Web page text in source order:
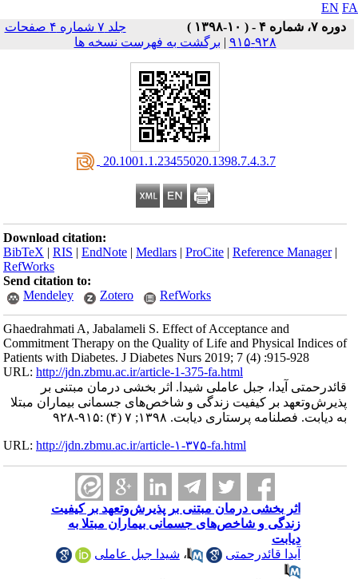
EN
دوره ۷، شماره ۴ - ( ۱۰-۱۳۹۸ )
جلد ۷ شماره ۴ صفحات
۹۲۸-۹۱۵
| برگشت به فهرست نسخه ها
‎ 20.1001.1.23455020.1398.7.4.3.7
Download citation:
BibTeX |RIS |EndNote |Medlars |ProCite |Reference Manager
RefWorks
Send citation to:
Mendeley
Zotero RefWorks
Ghaedrahmati A, Jabalameli S. Effect of Acceptance and
Commitment Therapy on the Quality of Life and Physical Indices of
Patients with Diabetes. J Diabetes Nurs 2019; 7 (4) :915-928
URL:http://jdn.zbmu.ac.ir/article-1-375-fa.html
قائدرحمتی آیدا، جبل عاملی شیدا. اثر بخشی درمان مبتنی بر
‌پذیرش‌وتعهد‌‌ بر کیفیت زندگی و شاخص‌های جسمانی بیماران مبتلا
به دیابت. فصلنامه پرستاری دیابت. ۱۳۹۸; ۷ (۴) :۹۱۵-۹۲۸
URL:http://jdn.zbmu.ac.ir/article-۱-۳۷۵-fa.html
اثر بخشی درمان مبتنی بر ‌پذیرش‌وتعهد‌‌ بر کیفیت
زندگی و شاخص‌های جسمانی بیماران مبتلا به
دیابت
آیدا قائدرحمتی
،شیدا جبل عاملی